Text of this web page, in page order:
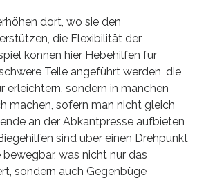
dort, wo sie den
die Flexibilität der
können hier Hebehilfen für
Teile angeführt werden, die
erleichtern, sondern in manchen
machen, sofern man nicht gleich
an der Abkantpresse aufbieten
sind über einen Drehpunkt
was nicht nur das
sondern auch Gegenbüge